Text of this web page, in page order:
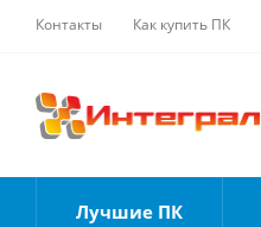
Контакты Как купить ПК
Лучшие ПК